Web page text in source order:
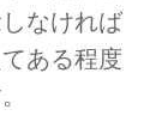
なければ
ある程度